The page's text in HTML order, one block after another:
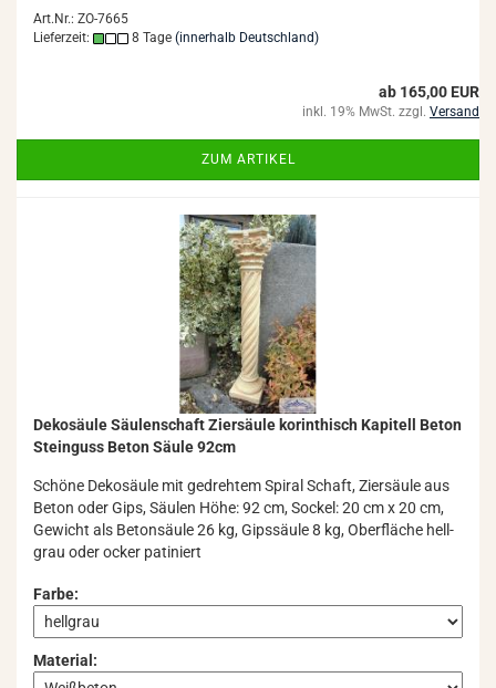
Art.Nr.: ZO-7665
Lieferzeit:
8 Tage (innerhalb Deutschland)
ab 165,00 EUR
inkl. 19% MwSt. zzgl. Versand
ZUM ARTIKEL
De­ko­säu­le Säu­len­schaft Zier­säu­le ko­rin­thisch Ka­pi­tell Beton
Stein­guss Beton Säule 92cm
Schö­ne De­ko­säu­le mit ge­dreh­tem Spi­ral Schaft, Zier­säu­le aus
Beton oder Gips, Säu­len Höhe: 92 cm, So­ckel: 20 cm x 20 cm,
Ge­wicht als Be­ton­säu­le 26 kg, Gips­säu­le 8 kg, Ober­flä­che hell­
grau oder ocker pa­ti­niert
Farbe:
Material: